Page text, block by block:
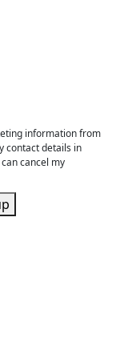
information from
contact details in
cancel my